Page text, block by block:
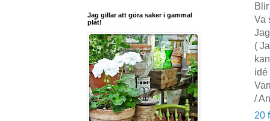
Va
(
idé
/
20
Jag gillar att göra saker i gammal
plåt!